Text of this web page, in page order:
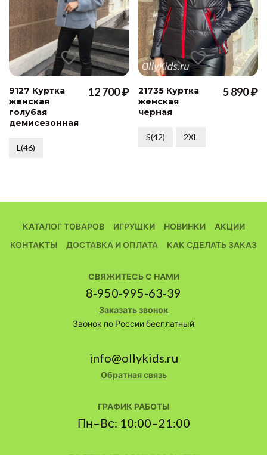
9127 Куртка
женская
голубая
демисезонная
12 700 ₽
L(46)
21735 Куртка
женская
черная
5 890 ₽
S(42) 2XL
КАТАЛОГ ТОВАРОВ ИГРУШКИ НОВИНКИ
АКЦИИ
КОНТАКТЫ
ДОСТАВКА И ОПЛАТА КАК СДЕЛАТЬ ЗАКАЗ
СВЯЖИТЕСЬ С НАМИ
8-950-995-63-39
Заказать звонок
Звонок по России бесплатный
info@ollykids.ru
Обратная связь
ГРАФИК РАБОТЫ
Пн–Вс: 10:00–21:00